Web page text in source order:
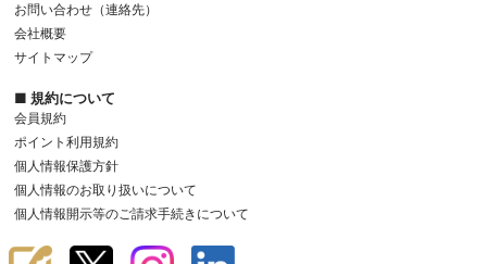
お問い合わせ（連絡先）
会社概要
サイトマップ
■ 規約について
会員規約
ポイント利用規約
個人情報保護方針
個人情報のお取り扱いについて
個人情報開示等のご請求手続きについて